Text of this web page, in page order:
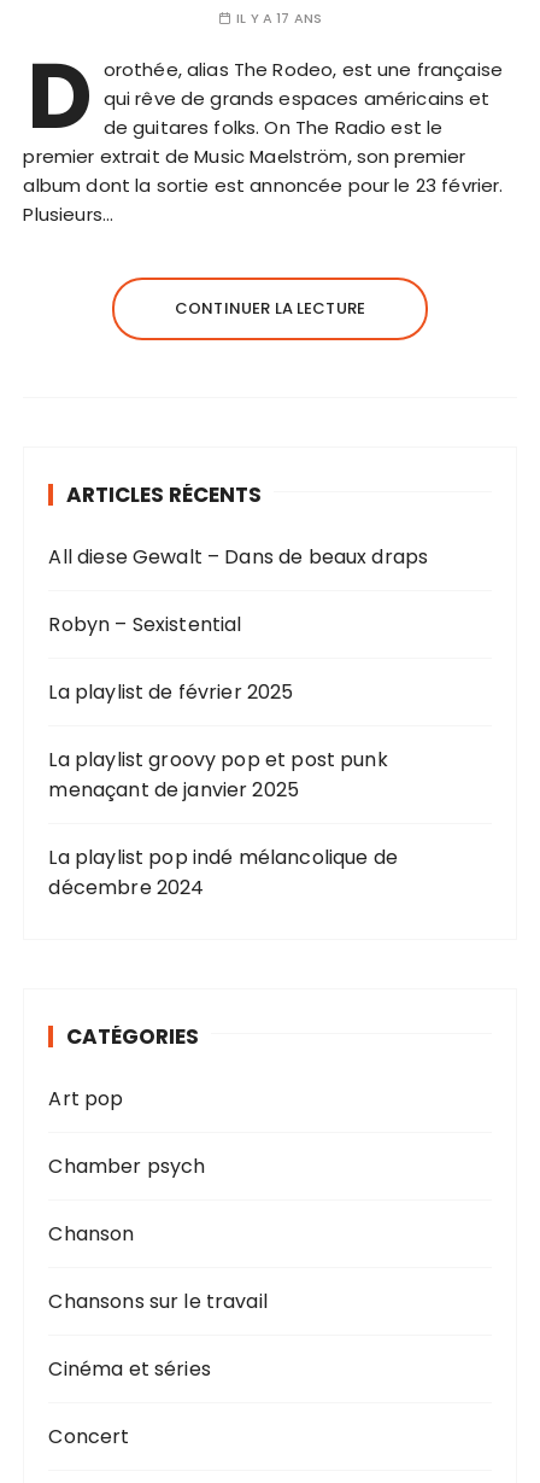
IL Y A 17 ANS
D orothée, alias The Rodeo, est une française
qui rêve de grands espaces américains et
de guitares folks. On The Radio est le
premier extrait de Music Maelström, son premier
album dont la sortie est annoncée pour le 23 février.
Plusieurs…
CONTINUER LA LECTURE
ARTICLES RÉCENTS
All diese Gewalt – Dans de beaux draps
Robyn – Sexistential
La playlist de février 2025
La playlist groovy pop et post punk
menaçant de janvier 2025
La playlist pop indé mélancolique de
décembre 2024
CATÉGORIES
Art pop
Chamber psych
Chanson
Chansons sur le travail
Cinéma et séries
Concert